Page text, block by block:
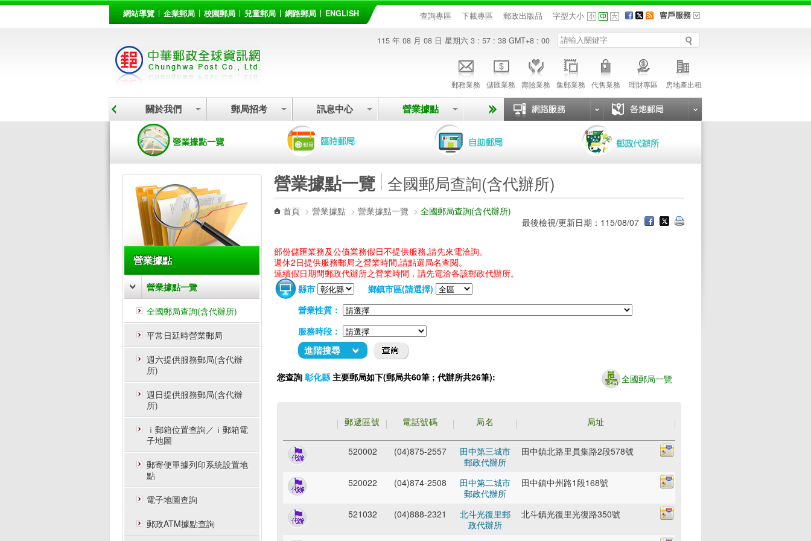
::: 網站導覽 企業郵局 校園郵局 兒童郵局 網路郵局 ENGLISH 查詢專區 下載專區 郵政出版品 字型大小
115 年 08 月 08 日 星期六 3 : 57 : 38 GMT+8 : 00
郵務業務 儲匯業務 壽險業務 集郵業務 代售業務 理財專區 房地產出租
關於我們 郵局招考 訊息中心 營業據點
營業據點
營業據點一覽
全國郵局查詢(含代辦所)
平常日延時營業郵局
週六提供服務郵局(含代辦
所)
週日提供服務郵局(含代辦
所)
ｉ郵箱位置查詢／ｉ郵箱電
子地圖
郵寄便單據列印系統設置地
點
電子地圖查詢
郵政ATM據點查詢
營業據點一覽 全國郵局查詢(含代辦所)
首頁 > 營業據點 > 營業據點一覽 > 全國郵局查詢(含代辦所)
最後檢視/更新日期：115/08/07
部份儲匯業務及公債業務假日不提供服務,請先來電洽詢。
週休2日提供服務郵局之營業時間,請點選局名查閱。
連續假日期間郵政代辦所之營業時間，請先電洽各該郵政代辦所。
縣市
鄉鎮市區(請選擇)
營業性質：
服務時段：
進階搜尋
您查詢 彰化縣 主要郵局如下(郵局共60筆 ; 代辦所共26筆): 全國郵局一覽
郵遞區號 電話號碼 局名 局址
520002 (04)875-2557
田中第三城市
郵政代辦所
田中鎮北路里員集路2段578號
520022 (04)874-2508
田中第二城市
郵政代辦所
田中鎮中州路1段168號
521032 (04)888-2321
北斗光復里郵
政代辦所
北斗鎮光復里光復路350號